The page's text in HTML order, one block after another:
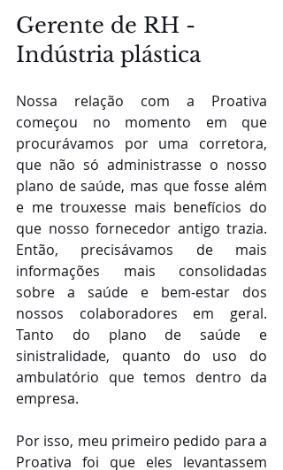
Gerente de RH -
Indústria plástica
Nossa relação com a Proativa
começou no momento em que
procurávamos por uma corretora,
que não só administrasse o nosso
plano de saúde, mas que fosse além
e me trouxesse mais benefícios do
que nosso fornecedor antigo trazia.
Então, precisávamos de mais
informações mais consolidadas
sobre a saúde e bem-estar dos
nossos colaboradores em geral.
Tanto do plano de saúde e
sinistralidade, quanto do uso do
ambulatório que temos dentro da
empresa.
Por isso, meu primeiro pedido para a
Proativa foi que eles levantassem